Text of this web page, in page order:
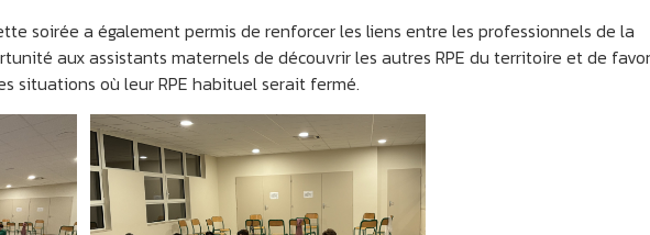
soirée a également permis de renforcer les liens entre les professionnels de la
aux assistants maternels de découvrir les autres RPE du territoire et de
situations où leur RPE habituel serait fermé.
LINAZAY